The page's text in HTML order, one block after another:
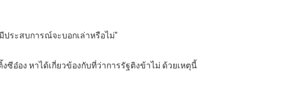
ประสบการณ์จะบอกเล่าหรือไม่”
อ๋อง หาได้เกี่ยวข้องกับที่ว่าการรัฐติงข้าไม่ ด้วยเหตุนี้